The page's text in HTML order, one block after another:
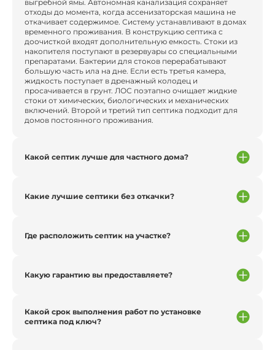
выгребной ямы. Автономная канализация сохраняет
отходы до момента, когда ассенизаторская машина не
откачивает содержимое. Систему устанавливают в домах
временного проживания. В конструкцию септика с
доочисткой входят дополнительную емкость. Стоки из
накопителя поступают в резервуары со специальными
препаратами. Бактерии для стоков перерабатывают
большую часть ила на дне. Если есть третья камера,
жидкость поступает в дренажный колодец и
просачивается в грунт. ЛОС поэтапно очищает жидкие
стоки от химических, биологических и механических
включений. Второй и третий тип септика подходит для
домов постоянного проживания.
Какой септик лучше для частного дома?
Какие лучшие септики без откачки?
Где расположить септик на участке?
Какую гарантию вы предоставляете?
Какой срок выполнения работ по установке
септика под ключ?